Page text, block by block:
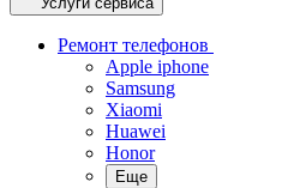
Ремонт телефонов
Apple iphone
Samsung
Xiaomi
Huawei
Honor
Еще